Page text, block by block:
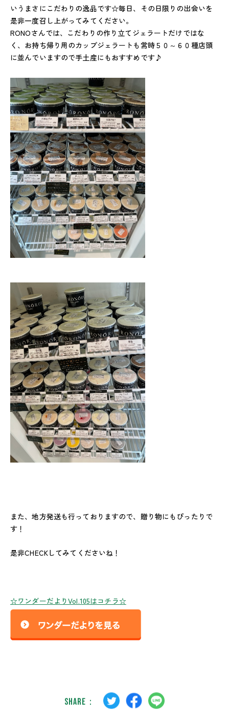
いうまさにこだわりの逸品です☆毎日、その日限りの出会いを
是非一度召し上がってみてください。
RONOさんでは、こだわりの作り立てジェラートだけではな
く、お持ち帰り用のカップジェラートも常時５０～６０種店頭
に並んでいますので手土産にもおすすめです♪
また、地方発送も行っておりますので、贈り物にもぴったりで
す！
是非CHECKしてみてくださいね！
☆ワンダーだよりVol.105はコチラ☆
SHARE：